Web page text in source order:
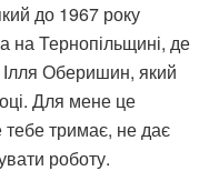
до 1967 року
на Тернопільщині, де
Ілля Оберишин, який
Для мене це
тебе тримає, не дає
роботу.